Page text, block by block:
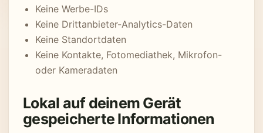
Keine Werbe-IDs
Keine Drittanbieter-Analytics-Daten
Keine Standortdaten
Keine Kontakte, Fotomediathek, Mikrofon-
oder Kameradaten
Lokal auf deinem Gerät
gespeicherte Informationen